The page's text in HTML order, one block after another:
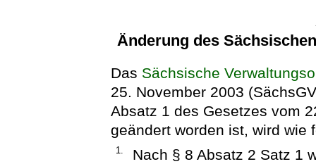
Änderung des
Das Sächsische
25. November 2003
Absatz 1 des Gesetzes vom
geändert worden ist, wird wie
1.
Nach § 8 Absatz 2 Satz 1